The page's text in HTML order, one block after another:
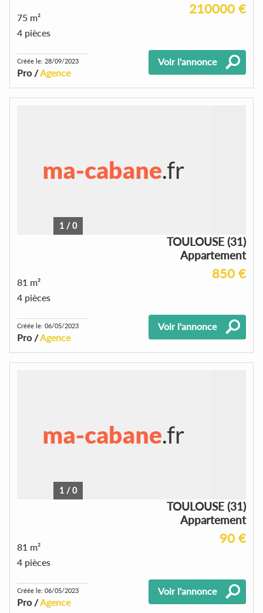
210000 €
75 m²
4 pièces
Créée le: 28/09/2023
Pro /Agence
Voir l'annonce
1 /0
TOULOUSE (31)
Appartement
850 €
81 m²
4 pièces
Créée le: 06/05/2023
Pro /Agence
Voir l'annonce
1 /0
TOULOUSE (31)
Appartement
90 €
81 m²
4 pièces
Créée le: 06/05/2023
Pro /Agence
Voir l'annonce